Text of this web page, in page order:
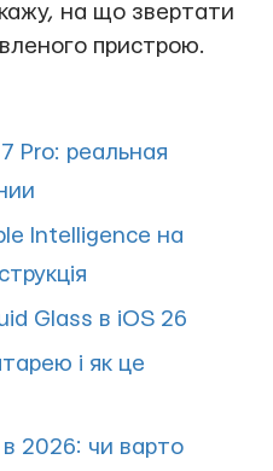
на що звертати
пристрою.
Pro: реальная
Intelligence на
Glass в iOS 26
і як це
в 2026: чи варто